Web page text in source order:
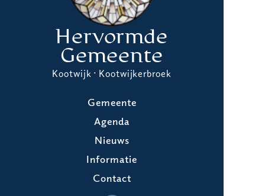
Hervormde
Gemeente
Kootwijk · Kootwijkerbroek
Gemeente
Agenda
Nieuws
Informatie
Contact